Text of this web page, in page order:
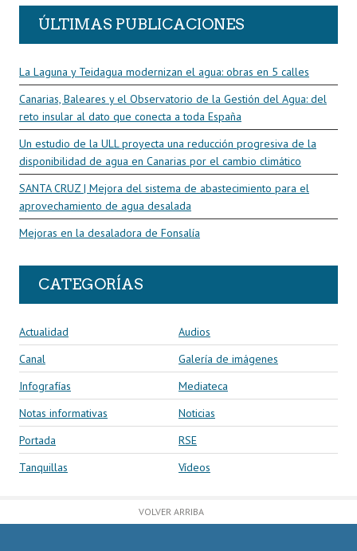
ÚLTIMAS PUBLICACIONES
La Laguna y Teidagua modernizan el agua: obras en 5 calles
Canarias, Baleares y el Observatorio de la Gestión del Agua: del
reto insular al dato que conecta a toda España
Un estudio de la ULL proyecta una reducción progresiva de la
disponibilidad de agua en Canarias por el cambio climático
SANTA CRUZ | Mejora del sistema de abastecimiento para el
aprovechamiento de agua desalada
Mejoras en la desaladora de Fonsalía
CATEGORÍAS
Actualidad
Audios
Canal
Galería de imágenes
Infografías
Mediateca
Notas informativas
Noticias
Portada
RSE
Tanquillas
Vídeos
VOLVER ARRIBA